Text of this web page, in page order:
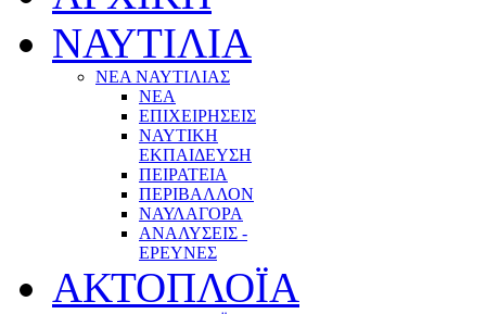
ΝΑΥΤΙΛΙΑ
ΝΕΑ ΝΑΥΤΙΛΙΑΣ
ΝΕΑ
ΕΠΙΧΕΙΡΗΣΕΙΣ
ΝΑΥΤΙΚΗ
ΕΚΠΑΙΔΕΥΣΗ
ΠΕΙΡΑΤΕΙΑ
ΠΕΡΙΒΑΛΛΟΝ
ΝΑΥΛΑΓΟΡΑ
ΑΝΑΛΥΣΕΙΣ -
ΕΡΕΥΝΕΣ
ΑΚΤΟΠΛΟΪΑ